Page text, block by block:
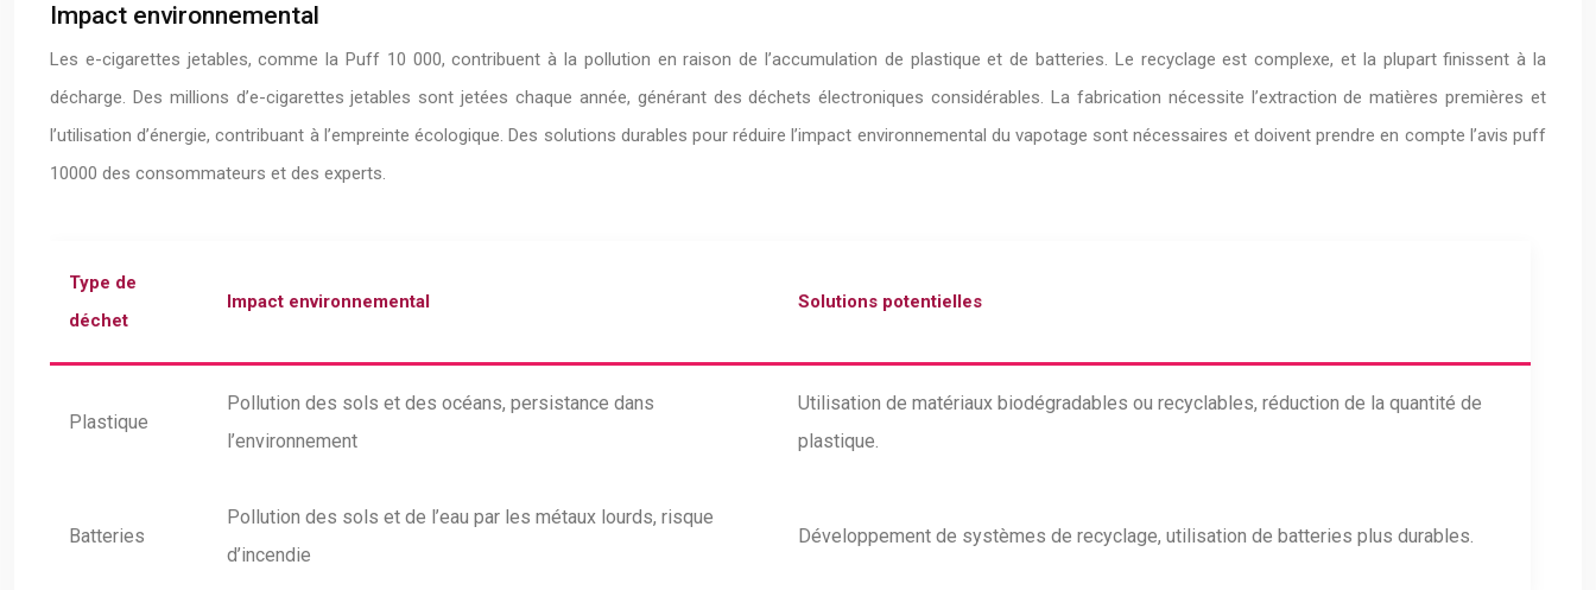
Impact environnemental
Les e-cigarettes jetables, comme la Puff 10 000, contribuent à la pollution en raison de l’accumulation de plastique et de batteries. Le recyclage est complexe, et la plupart finissent à la
décharge. Des millions d’e-cigarettes jetables sont jetées chaque année, générant des déchets électroniques considérables. La fabrication nécessite l’extraction de matières premières et
l’utilisation d’énergie, contribuant à l’empreinte écologique. Des solutions durables pour réduire l’impact environnemental du vapotage sont nécessaires et doivent prendre en compte l’avis puff
10000 des consommateurs et des experts.
Type de
déchet
Impact environnemental Solutions potentielles
Plastique
Pollution des sols et des océans, persistance dans
l’environnement
Utilisation de matériaux biodégradables ou recyclables, réduction de la quantité de
plastique.
Batteries
Pollution des sols et de l’eau par les métaux lourds, risque
d’incendie
Développement de systèmes de recyclage, utilisation de batteries plus durables.